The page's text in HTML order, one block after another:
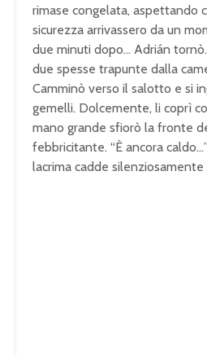
rimase congelata, aspettando
sicurezza arrivassero da un
due minuti dopo… Adrián
due spesse trapunte dalla
Camminò verso il salotto e si
gemelli. Dolcemente, li coprì
mano grande sfiorò la fronte
febbricitante. “È ancora
lacrima cadde silenziosamente